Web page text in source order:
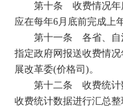
第十条 收费情况年度
应在每年6月底前完成上
第十一条 各省、自治
指定政府网报送收费情
展改革委(价格司)。
第十二条 收费统计数
收费统计数据进行汇总